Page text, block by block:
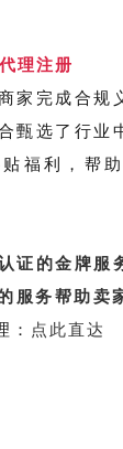
理注册
家完成合规
甄选了行业
福利，帮
证的金牌服
服务帮助卖
： 点此直达